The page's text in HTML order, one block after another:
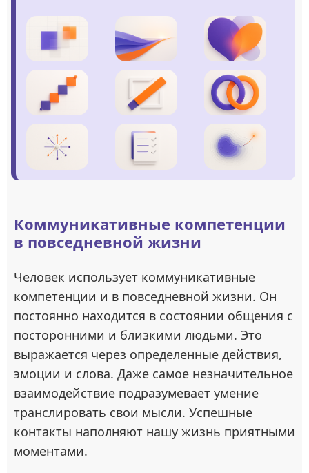
Коммуникативные компетенции
в повседневной жизни
Человек использует коммуникативные
компетенции и в повседневной жизни. Он
постоянно находится в состоянии общения с
посторонними и близкими людьми. Это
выражается через определенные действия,
эмоции и слова. Даже самое незначительное
взаимодействие подразумевает умение
транслировать свои мысли. Успешные
контакты наполняют нашу жизнь приятными
моментами.